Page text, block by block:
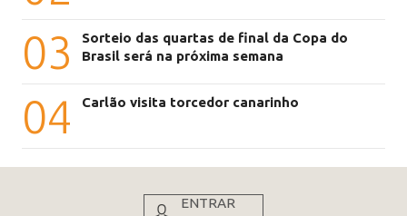
03
Sorteio das quartas de final da Copa do
Brasil será na próxima semana
04 Carlão visita torcedor canarinho
ENTRAR